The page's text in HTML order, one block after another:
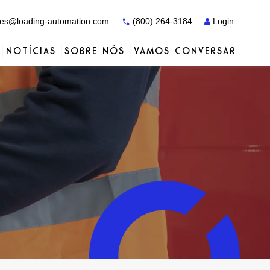
automation.com (800) 264-3184 Login
Estudos de caso Serviços
Estudos de caso Serviços
Serviços
NOTÍCIAS SOBRE NÓS
Distribuidores
VAMOS CONVERSAR